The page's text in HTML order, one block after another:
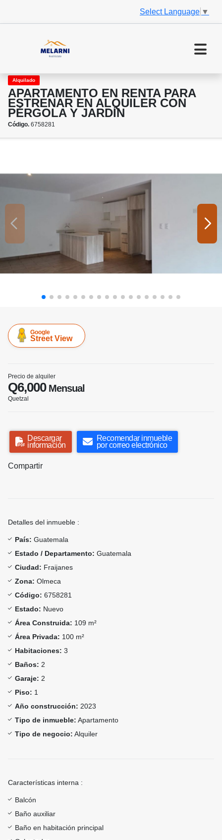
Select Language ▼
Alquilado
APARTAMENTO EN RENTA PARA
ESTRENAR EN ALQUILER CON
PÉRGOLA Y JARDÍN
Código. 6758281
Google
Street View
Precio de alquiler
Q6,000Mensual
Quetzal
Descargar
información
Recomendar inmueble
por correo electrónico
Compartir
Detalles del inmueble :
País: Guatemala
Estado / Departamento: Guatemala
Ciudad: Fraijanes
Zona: Olmeca
Código: 6758281
Estado: Nuevo
Área Construida: 109 m²
Área Privada: 100 m²
Habitaciones: 3
Baños: 2
Garaje: 2
Piso: 1
Año construcción: 2023
Tipo de inmueble: Apartamento
Tipo de negocio: Alquiler
Características interna :
Balcón
Baño auxiliar
Baño en habitación principal